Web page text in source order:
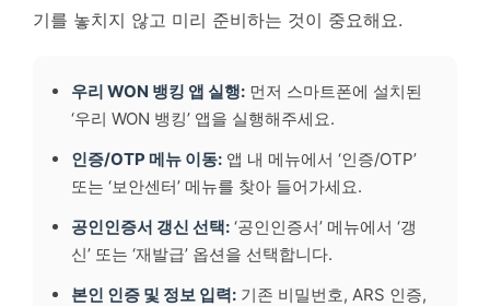
기를 놓치지 않고 미리 준비하는 것이 중요해요.
우리 WON 뱅킹 앱 실행: 먼저 스마트폰에 설치된
‘우리 WON 뱅킹’ 앱을 실행해주세요.
인증/OTP 메뉴 이동: 앱 내 메뉴에서 ‘인증/OTP’
또는 ‘보안센터’ 메뉴를 찾아 들어가세요.
공인인증서 갱신 선택: ‘공인인증서’ 메뉴에서 ‘갱
신’ 또는 ‘재발급’ 옵션을 선택합니다.
본인 인증 및 정보 입력: 기존 비밀번호, ARS 인증,